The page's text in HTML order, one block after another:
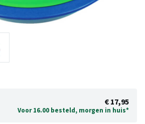
€ 17,95
Voor 16.00 besteld, morgen in huis*